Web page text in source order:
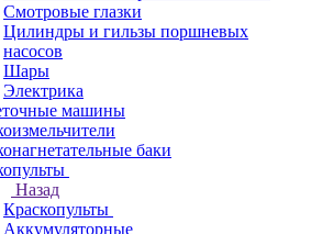
Смотровые глазки
Цилиндры и гильзы поршневых
насосов
Шары
Электрика
машины
баки
Назад
Краскопульты
Аккумуляторные